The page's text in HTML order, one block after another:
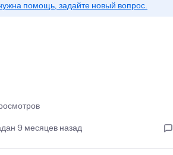
помощь, задайте новый вопрос.
9 месяцев назад